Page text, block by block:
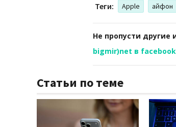
Теги: Apple айфон
Не пропусти другие
bigmir)net в facebook
Статьи по теме